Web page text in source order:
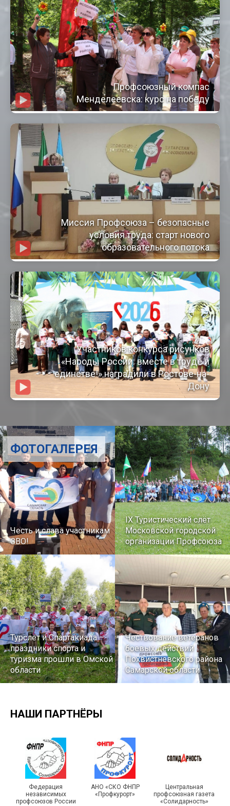
Профсоюзный компас
Менделеевска: курс на победу
Миссия Профсоюза – безопасные
условия труда: старт нового
образовательного потока
Участников конкурса рисунков
«Народы России: вместе в труде и
единстве!» наградили в Ростове-на-
Дону
Честь и слава участникам
СВО!
IX Туристический слёт
Московской городской
организации Профсоюза
Турслет и Спартакиада –
праздники спорта и
туризма прошли в Омской
области
Чествование ветеранов
боевых действий
Похвистневского района
Самарской области
Подписано соглашение с
ГУ ФССП по Самарской
области
Единство традиций и сила
духа
ФОТОГАЛЕРЕЯ
НАШИ ПАРТНЁРЫ
Федерация
независимых
профсоюзов России
АНО «СКО ФНПР
«Профкурорт»
Центральная
профсоюзная газета
«Солидарность»